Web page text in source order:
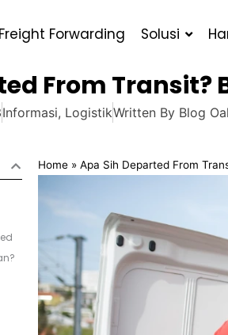
Forwarding Solusi
From
Informasi, LogistikWritten By Blog
Home »Apa Sih Departed From